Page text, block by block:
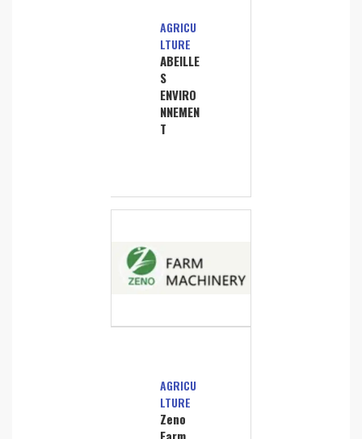
AGRICU
LTURE
ABEILLE
S
ENVIRO
NNEMEN
T
AGRICU
LTURE
Zeno